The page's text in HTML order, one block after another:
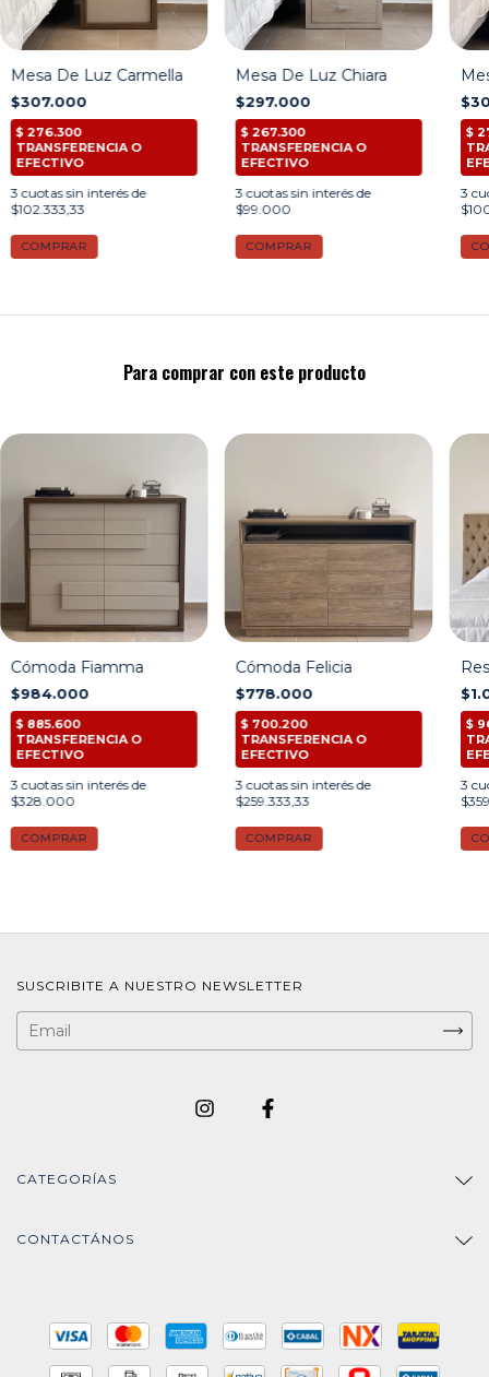
Mesa De Luz Carmella
$307.000
3 cuotas sin interés de
$102.333,33
COMPRAR
Mesa De Luz Chiara
$297.000
3 cuotas sin interés de
$99.000
COMPRAR
3
Para comprar con este producto
Cómoda Fiamma
$984.000
3 cuotas sin interés de
$328.000
COMPRAR
Cómoda Felicia
$778.000
3 cuotas sin interés de
$259.333,33
COMPRAR
3
SUSCRIBITE A NUESTRO NEWSLETTER
CATEGORÍAS
CONTACTÁNOS